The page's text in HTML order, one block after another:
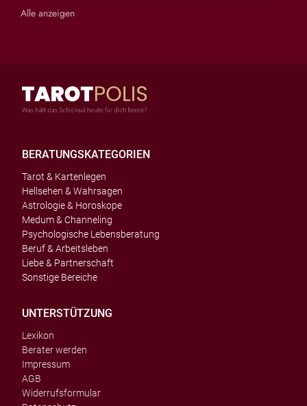
Alle anzeigen
BERATUNGSKATEGORIEN
Tarot & Kartenlegen
Hellsehen & Wahrsagen
Astrologie & Horoskope
Medum & Channeling
Psychologische Lebensberatung
Beruf & Arbeitsleben
Liebe & Partnerschaft
Sonstige Bereiche
UNTERSTÜTZUNG
Lexikon
Berater werden
Impressum
AGB
Widerrufsformular